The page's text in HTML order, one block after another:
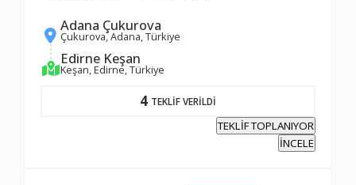
Adana Çukurova
Çukurova, Adana, Türkiye
Edirne Keşan
Keşan, Edirne, Türkiye
4 TEKLİF VERİLDİ
TEKLİF TOPLANIYOR
İNCELE
Ambalajlama Hizmeti
Firma ile İletişim